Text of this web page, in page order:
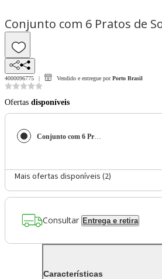
Conjunto com 6 Pratos de
4000096775 Vendido e entregue por Porto Brasil
Ofertas disponíveis
Conjunto com 6 Pratos de Sobremesa Oval Orgânico Litchi 22,5x16,5x2,5cm
Mais ofertas disponíveis (2)
Consultar Entrega e retira
Características